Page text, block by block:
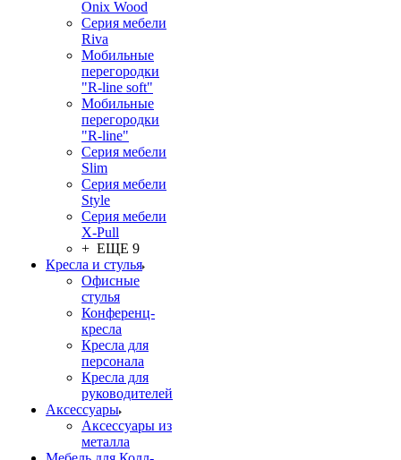
Onix Wood
Серия мебели
Riva
Мобильные
перегородки
"R-line soft"
Мобильные
перегородки
"R-line"
Серия мебели
Slim
Серия мебели
Style
Серия мебели
X-Pull
+ ЕЩЕ 9
Кресла и стулья
Офисные
стулья
Конференц-
кресла
Кресла для
персонала
Кресла для
руководителей
Аксессуары
Аксессуары из
металла